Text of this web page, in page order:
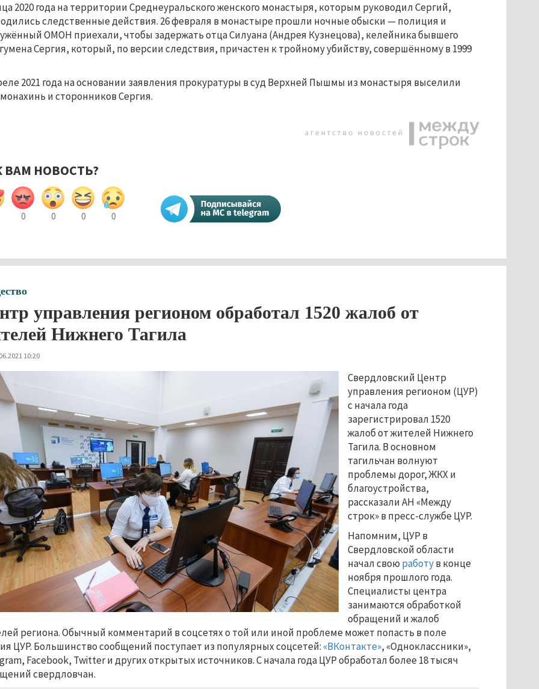
2020 года на территории Среднеуральского женского монастыря, которым руководил Сергий,
следственные действия. 26 февраля в монастыре прошли ночные обыски — полиция и
ОМОН приехали, чтобы задержать отца Силуана (Андрея Кузнецова), келейника бывшего
Сергия, который, по версии следствия, причастен к тройному убийству, совершённому в 1999
2021 года на основании заявления прокуратуры в суд Верхней Пышмы из монастыря выселили
и сторонников Сергия.
ВАМ НОВОСТЬ?
0 0 0 0
управления регионом обработал 1520 жалоб от
Нижнего Тагила
10:20
Свердловский Центр
управления регионом (ЦУР)
с начала года
зарегистрировал 1520
жалоб от жителей Нижнего
Тагила. В основном
тагильчан волнуют
проблемы дорог, ЖКХ и
благоустройства,
рассказали АН «Между
строк» в пресс-службе ЦУР.
Напомним, ЦУР в
Свердловской области
начал свою работув конце
ноября прошлого года.
Специалисты центра
занимаются обработкой
обращений и жалоб
региона. Обычный комментарий в соцсетях о той или иной проблеме может попасть в поле
ЦУР. Большинство сообщений поступает из популярных соцсетей: «ВКонтакте», «Одноклассники»,
Facebook, Twitter и других открытых источников. С начала года ЦУР обработал более 18 тысяч
свердловчан.